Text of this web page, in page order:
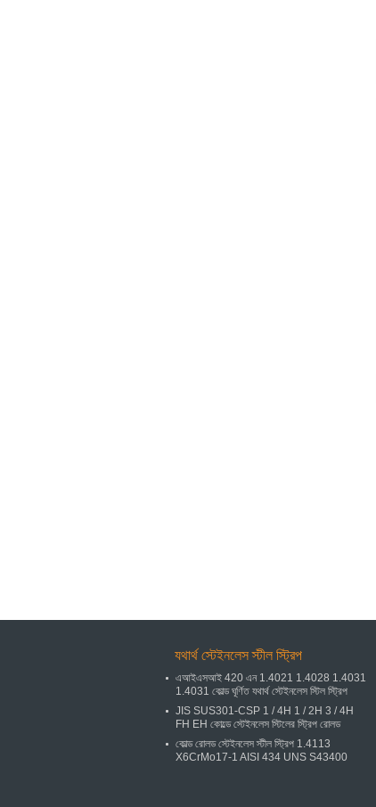
যথার্থ স্টেইনলেস স্টীল স্ট্রিপ
এআইএসআই 420 এন 1.4021 1.4028 1.4031
1.4031 কোল্ড ঘূর্ণিত যথার্থ স্টেইনলেস স্টিল স্ট্রিপ
JIS SUS301-CSP 1 / 4H 1 / 2H 3 / 4H
FH EH কোল্ডে স্টেইনলেস স্টিলের স্ট্রিপ রোলড
কোল্ড রোলড স্টেইনলেস স্টীল স্ট্রিপ 1.4113
X6CrMo17-1 AISI 434 UNS S43400